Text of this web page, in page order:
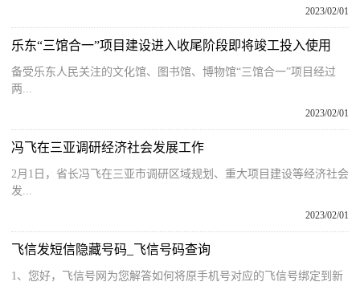
2023/02/01
乐东“三馆合一”项目建设进入收尾阶段即将竣工投入使用
备受乐东人民关注的文化馆、图书馆、博物馆“三馆合一”项目经过
两...
2023/02/01
冯飞在三亚调研经济社会发展工作
2月1日，省长冯飞在三亚市调研区域规划、重大项目建设等经济社会
发...
2023/02/01
飞信发短信隐藏号码_飞信号码查询
1、您好，飞信号网为您解答如何将原手机号对应的飞信号绑定到新